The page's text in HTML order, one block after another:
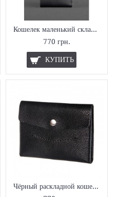
Кошелек маленький складной Графит
770 грн.
КУПИТЬ
Чёрный раскладной кошелёк из натуральной кожи